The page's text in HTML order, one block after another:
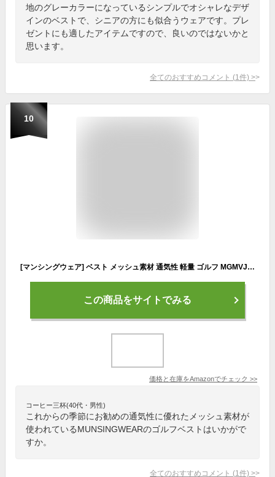
地のグレーカラーになっているシンプルでオシャレなデザ
インのベストで、シニアの方にも似合うウェアです。プレ
ゼントにも適したアイテムですので、良いのではないかと
思います。
全てのおすすめコメント (1 件) >
10
[マンシングウェア] ベスト メッシュ素材 通気性 軽量 ゴルフ MGMVJL80CH メンズ NV00(ネイビー) 日本サイズM相当
この商品をサイトでみる
価格と在庫をAmazonでチェック >>
コーヒー三杯(40代・男性)
これからの季節にお勧めの通気性に優れたメッシュ素材が
使われているMUNSINGWEARのゴルフベストはいかがで
すか。
全てのおすすめコメント (1 件) >